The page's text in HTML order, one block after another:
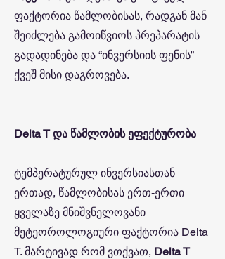
ფაქტორია წამლობისას, რადგან მან
შეიძლება გამოიწვიოს პრეპარატის
გადადინება და “ინვერსიის ფენის”
ქვეშ მისი დაგროვება.
Delta T და წამლობის ეფექტურობა
ტემპერატურულ ინვერსიასთან
ერთად, წამლობისას ერთ-ერთი
ყველაზე მნიშვნელოვანი
მეტეოროლოგიური ფაქტორია Delta
T. მარტივად რომ ვთქვათ, Delta T